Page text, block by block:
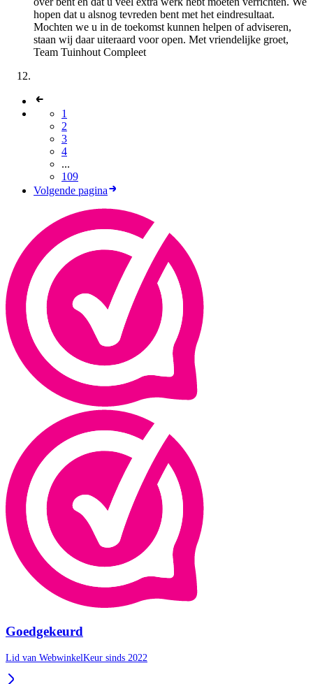
hopen dat u alsnog tevreden bent met het eindresultaat.
Mochten we u in de toekomst kunnen helpen of adviseren,
staan wij daar uiteraard voor open. Met vriendelijke groet,
Team Tuinhout Compleet
1
2
3
4
...
109
Volgende pagina
Goedgekeurd
Lid van WebwinkelKeur sinds 2022